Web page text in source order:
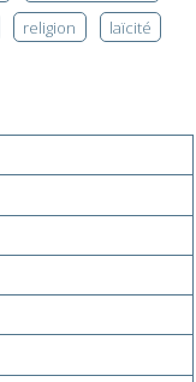
religion laïcité